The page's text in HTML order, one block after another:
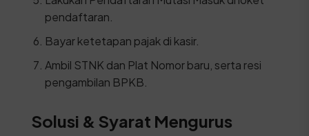
pendaftaran.
Bayar ketetapan pajak di kasir.
Ambil STNK dan Plat Nomor baru, serta resi
pengambilan BPKB.
Solusi & Syarat Mengurus